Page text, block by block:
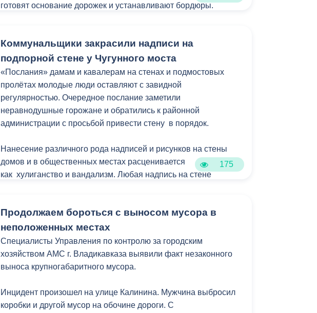
установленные без разрешительной документации.
готовят основание дорожек и устанавливают бордюры.
дорожках предусмотрены плавные спуски для удобства
людей с ОВЗ и мам с колясками. Также на аллее появятся
лавочки и урны.
Отмечу, работы проходят в рамках муниципальной программы
«Благоустройство и озеленение» и целевых показателей
нацпроекта «Инфраструктура для жизни».
Коммунальщики закрасили надписи на
подпорной стене у Чугунного моста
«Послания» дамам и кавалерам на стенах и подмостовых
пролётах молодые люди оставляют с завидной
регулярностью. Очередное послание заметили
неравнодушные горожане и обратились к районной
администрации с просьбой привести стену в порядок.
Нанесение различного рода надписей и рисунков на стены
домов и в общественных местах расценивается
как хулиганство и вандализм. Любая надпись на стене
Федерации предусмотрена административная
ответственность (при достижении возраста 16 лет), а в
некоторых случаях и уголовная.
175
Продолжаем бороться с выносом мусора в
неположенных местах
Специалисты Управления по контролю за городским
хозяйством АМС г. Владикавказа выявили факт незаконного
выноса крупногабаритного мусора.
Инцидент произошел на улице Калинина. Мужчина выбросил
коробки и другой мусор на обочине дороги. С